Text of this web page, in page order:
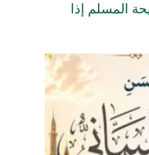
المسلم إذا